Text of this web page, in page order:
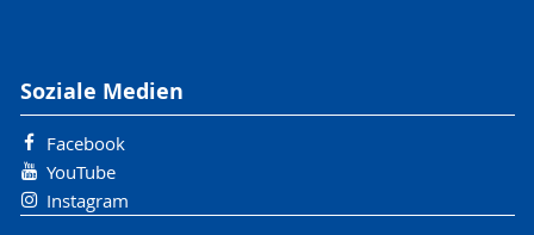
Soziale Medien
Facebook
YouTube
Instagram